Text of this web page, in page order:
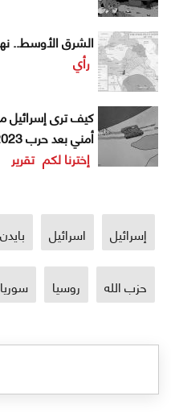
الشرق الأوسط..
رأي
كيف ترى إسرائيل
أمني بعد حرب 2023
إخترنا لكم تقرير
إسرائيل اسرائيل بايدن
حزب الله روسيا سوريا